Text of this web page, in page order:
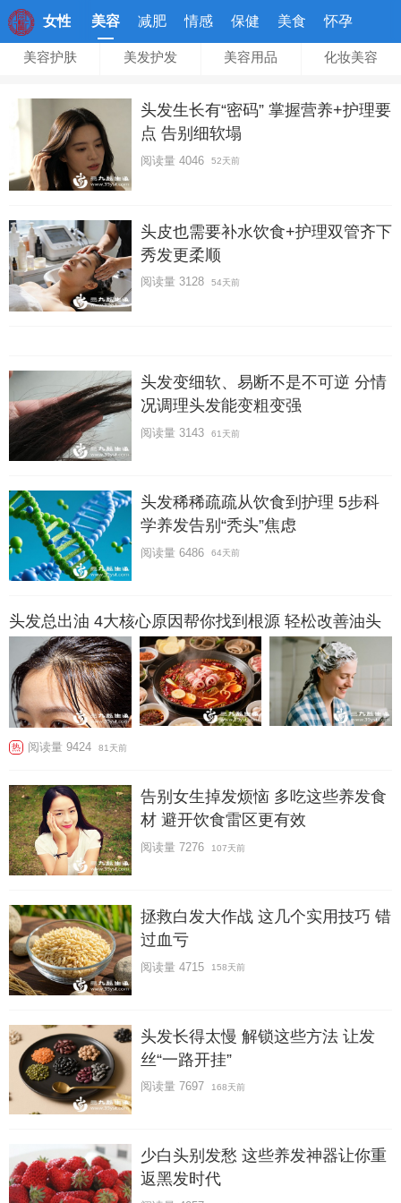
女性 美容 减肥 情感 保健 美食 怀孕
美容护肤 美发护发 美容用品 化妆美容
头发生长有“密码” 掌握营养+护理要
点 告别细软塌
阅读量 4046 52天前
头皮也需要补水饮食+护理双管齐下
秀发更柔顺
阅读量 3128 54天前
头发变细软、易断不是不可逆 分情
况调理头发能变粗变强
阅读量 3143 61天前
头发稀稀疏疏从饮食到护理 5步科
学养发告别“秃头”焦虑
阅读量 6486 64天前
头发总出油 4大核心原因帮你找到根源 轻松改善油头
热 阅读量 9424 81天前
告别女生掉发烦恼 多吃这些养发食
材 避开饮食雷区更有效
阅读量 7276 107天前
拯救白发大作战 这几个实用技巧 错
过血亏
阅读量 4715 158天前
头发长得太慢 解锁这些方法 让发
丝“一路开挂”
阅读量 7697 168天前
少白头别发愁 这些养发神器让你重
返黑发时代